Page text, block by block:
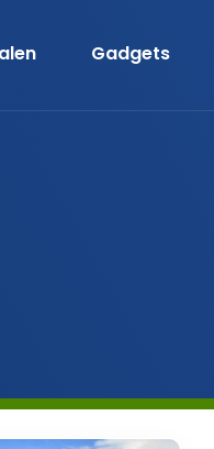
Gadgets